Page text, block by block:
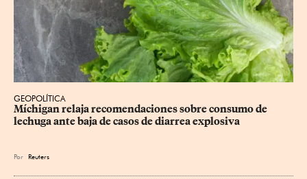
GEOPOLÍTICA
Míchigan relaja recomendaciones sobre consumo de
lechuga ante baja de casos de diarrea explosiva
Por Reuters